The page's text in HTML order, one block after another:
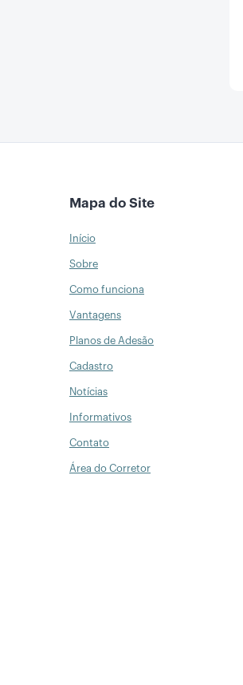
Mapa do Site
Início
Sobre
Como funciona
Vantagens
Planos de Adesão
Cadastro
Notícias
Informativos
Contato
Área do Corretor